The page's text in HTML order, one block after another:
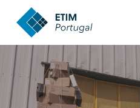
main
content